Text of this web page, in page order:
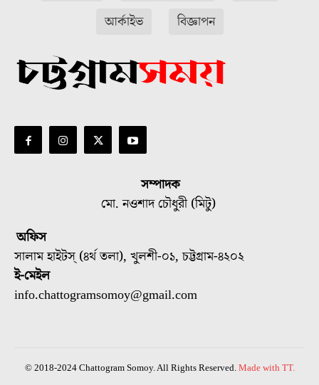
আর্কাইভ
বিজ্ঞাপন
সম্পাদক
মো. নওশাদ চৌধুরী (মিটু)
অফিস
সালাম হাইটস্ (৪র্থ তলা), খুলশী-০১, চট্টগ্রাম-৪২০২
ই-মেইল
info.chattogramsomoy@gmail.com
© 2018-2024 Chattogram Somoy. All Rights Reserved. Made with TT.